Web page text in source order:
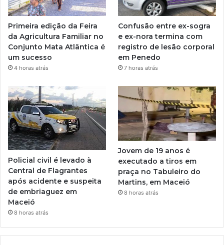
Primeira edição da Feira
da Agricultura Familiar no
Conjunto Mata Atlântica é
um sucesso
4 horas atrás
Confusão entre ex-sogra
e ex-nora termina com
registro de lesão corporal
em Penedo
7 horas atrás
Policial civil é levado à
Central de Flagrantes
após acidente e suspeita
de embriaguez em
Maceió
8 horas atrás
Jovem de 19 anos é
executado a tiros em
praça no Tabuleiro do
Martins, em Maceió
8 horas atrás